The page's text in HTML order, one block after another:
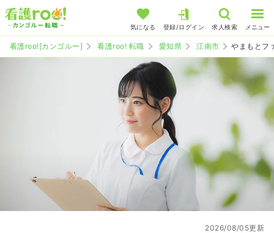
気になる 登録/ログイン 求人検索 メニュー
看護roo![カンゴルー] 看護roo! 転職 愛知県 江南市 やまもとフ
2026/08/05更新